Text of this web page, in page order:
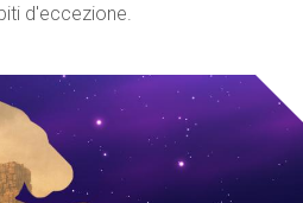
d'eccezione.